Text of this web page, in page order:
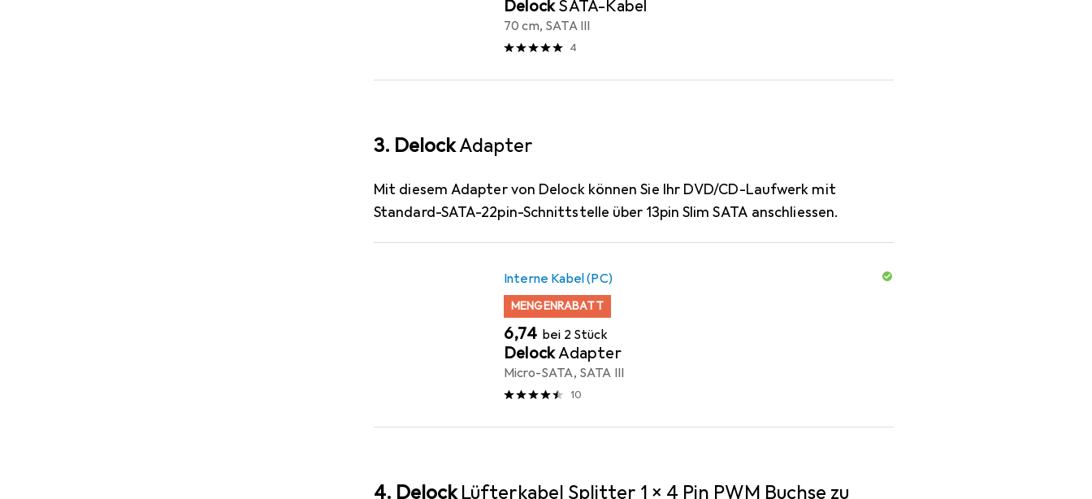
DelockSATA-Kabel
70 cm, SATA III
4
3. DelockAdapter
Mit diesem Adapter von Delock können Sie Ihr DVD/CD-Laufwerk mit
Standard-SATA-22pin-Schnittstelle über 13pin Slim SATA anschliessen.
Interne Kabel (PC)
MENGENRABATT
EUR
6,74 bei 2 Stück
DelockAdapter
Micro-SATA, SATA III
10
4. DelockLüfterkabel Splitter 1 x 4 Pin PWM Buchse zu